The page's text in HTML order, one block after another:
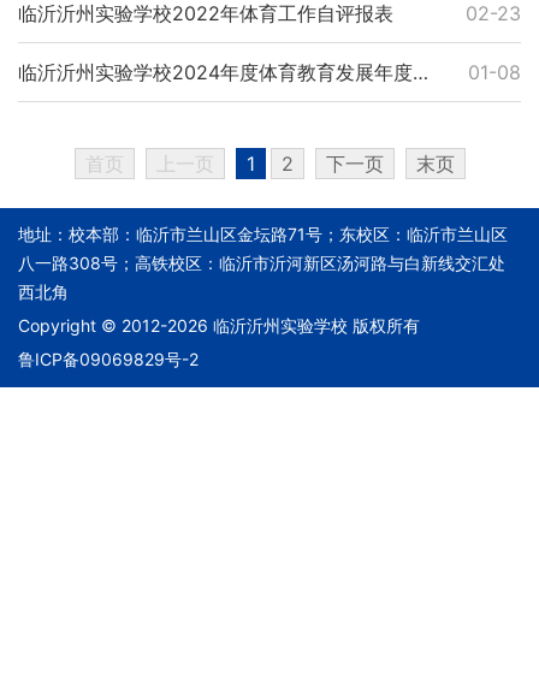
临沂沂州实验学校2022年体育工作自评报表 02-23
临沂沂州实验学校2024年度体育教育发展年度报告 01-08
首页 上一页 1 2 下一页 末页
地址：校本部：临沂市兰山区金坛路71号；东校区：临沂市兰山区
八一路308号；高铁校区：临沂市沂河新区汤河路与白新线交汇处
西北角
Copyright © 2012-2026 临沂沂州实验学校 版权所有
鲁ICP备09069829号-2